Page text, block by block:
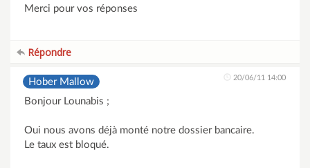
Merci pour vos réponses
Répondre
Hober Mallow 20/06/11 14:00
Bonjour Lounabis ;
Oui nous avons déjà monté notre dossier bancaire.
Le taux est bloqué.